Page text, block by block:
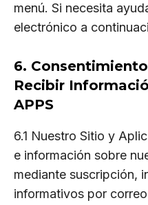
menú. Si necesita
electrónico a
6.
Recibir
APPS
6.1 Nuestro Sitio y
e información sobre
mediante suscripción,
informativos por